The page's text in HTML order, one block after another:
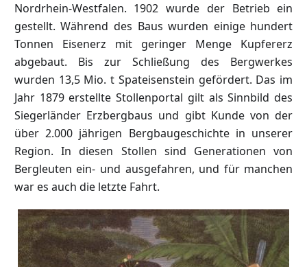
Nordrhein-Westfalen. 1902 wurde der Betrieb ein
gestellt. Während des Baus wurden einige hundert
Tonnen Eisenerz mit geringer Menge Kupfererz
abgebaut. Bis zur Schließung des Bergwerkes
wurden 13,5 Mio. t Spateisenstein gefördert. Das im
Jahr 1879 erstellte Stollenportal gilt als Sinnbild des
Siegerländer Erzbergbaus und gibt Kunde von der
über 2.000 jährigen Bergbaugeschichte in unserer
Region. In diesen Stollen sind Generationen von
Bergleuten ein- und ausgefahren, und für manchen
war es auch die letzte Fahrt.